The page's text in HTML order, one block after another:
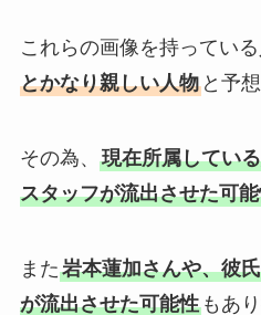
これらの画像を持っている
とかなり親しい人物と予
その為、 現在所属してい
スタッフが流出させた可
また岩本蓮加さんや、彼
が流出させた可能性もあり